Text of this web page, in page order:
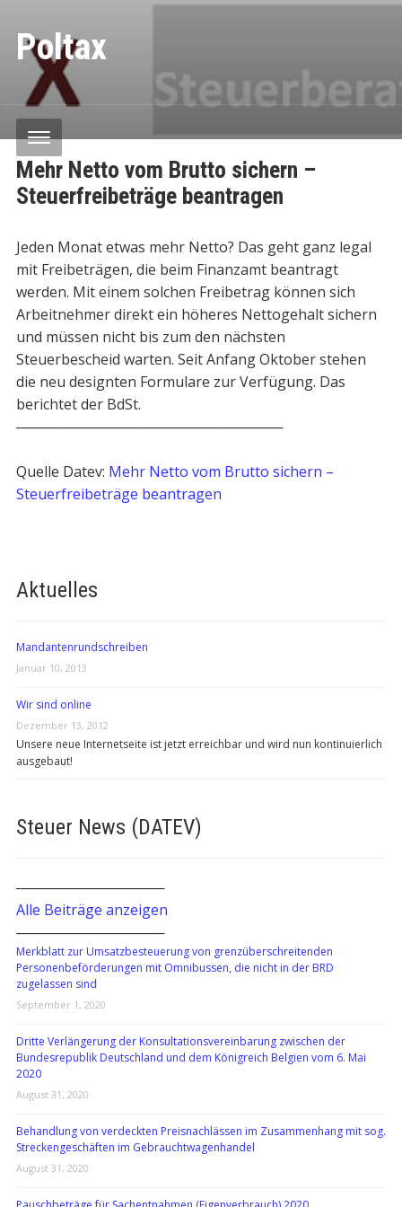
Poltax
Aktuelles
Mandantenrundschreiben
Januar 10, 2013
Wir sind online
Dezember 13, 2012
Unsere neue Internetseite ist jetzt erreichbar und wird nun kontinuierlich
ausgebaut!
Mehr Netto vom Brutto sichern –
Steuerfreibeträge beantragen
Jeden Monat etwas mehr Netto? Das geht ganz legal
mit Freibeträgen, die beim Finanzamt beantragt
werden. Mit einem solchen Freibetrag können sich
Arbeitnehmer direkt ein höheres Nettogehalt sichern
und müssen nicht bis zum den nächsten
Steuerbescheid warten. Seit Anfang Oktober stehen
die neu designten Formulare zur Verfügung. Das
berichtet der BdSt.
───────────────────────────
Quelle Datev: Mehr Netto vom Brutto sichern –
Steuerfreibeträge beantragen
Steuer News (DATEV)
───────────────
Alle Beiträge anzeigen
───────────────
Merkblatt zur Umsatzbesteuerung von grenzüberschreitenden
Personenbeförderungen mit Omnibussen, die nicht in der BRD
zugelassen sind
September 1, 2020
Dritte Verlängerung der Konsultationsvereinbarung zwischen der
Bundesrepublik Deutschland und dem Königreich Belgien vom 6. Mai
2020
August 31, 2020
Behandlung von verdeckten Preisnachlässen im Zusammenhang mit sog.
Streckengeschäften im Gebrauchtwagenhandel
August 31, 2020